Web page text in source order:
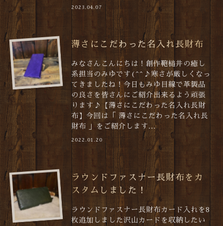
2023.04.07
薄さにこだわった名入れ長財布
みなさんこんにちは！創作鞄槌井の癒し
系担当のみゆです(^^♪寒さが厳しくなっ
てきましたね！今日もみゆ目線で革製品
の良さを皆さんにご紹介出来るよう頑張
ります♪【薄さにこだわった名入れ長財
布】今回は「 薄さにこだわった名入れ長
財布 」をご紹介します...
2022.01.20
ラウンドファスナー長財布をカ
スタムしました！
ラウンドファスナー長財布カード入れを8
枚追加しました沢山カードを収納したい